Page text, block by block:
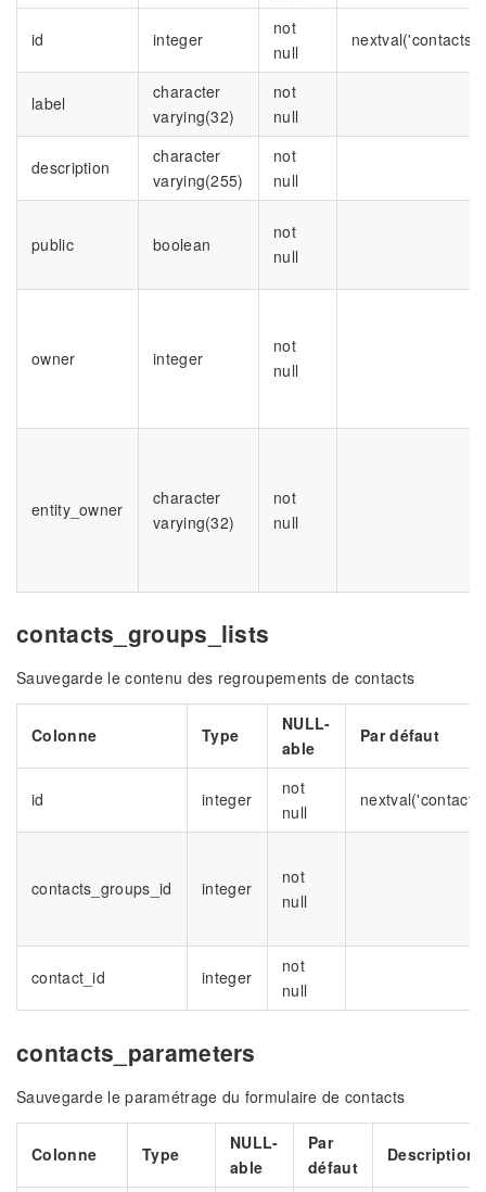
id integer
not
null
label
character
varying(32)
not
null
description
character
varying(255)
not
null
public boolean
not
null
owner integer
not
null
entity_owner
character
varying(32)
not
null
contacts_groups_lists
Sauvegarde le contenu des regroupements de contacts
Colonne Type
NULL-
able
Par défaut
id integer
not
null
contacts_groups_id integer
not
null
contact_id integer
not
null
contacts_parameters
Sauvegarde le paramétrage du formulaire de contacts
Colonne Type
NULL-
able
Par
défaut
Description